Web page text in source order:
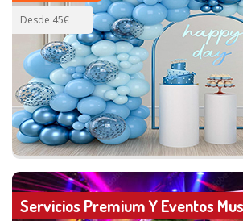
Desde 45€
Servicios Premium Y Eventos